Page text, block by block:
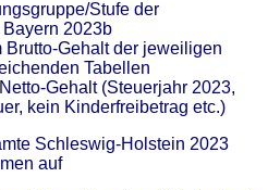
Stufe der
2023b
Gehalt der jeweiligen
Tabellen
Gehalt (Steuerjahr 2023,
kein Kinderfreibetrag etc.)
Schleswig-Holstein 2023
auf